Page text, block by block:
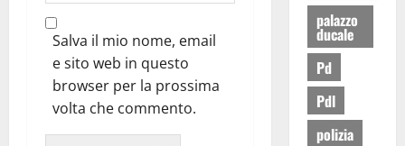
Salva il mio nome, email
e sito web in questo
browser per la prossima
volta che commento.
palazzo
ducale
Pd
Pdl
polizia